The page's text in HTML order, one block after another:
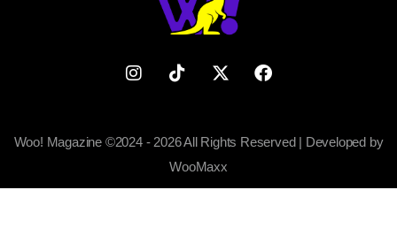
Woo! Magazine ©2024 - 2026 All Rights Reserved | Developed by
WooMaxx